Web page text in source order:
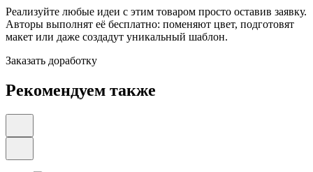
Реализуйте любые идеи с этим товаром просто оставив заявку.
Авторы выполнят её бесплатно: поменяют цвет, подготовят
макет или даже создадут уникальный шаблон.
Заказать доработку
Рекомендуем также